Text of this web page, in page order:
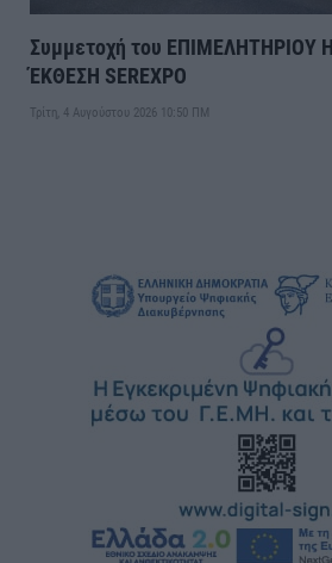
Συμμετοχή του ΕΠΙΜΕΛΗΤΗΡΙΟΥ
ΈΚΘΕΣΗ SEREXPO
Τρίτη, 4 Αυγούστου 2026 10:50 ΠΜ